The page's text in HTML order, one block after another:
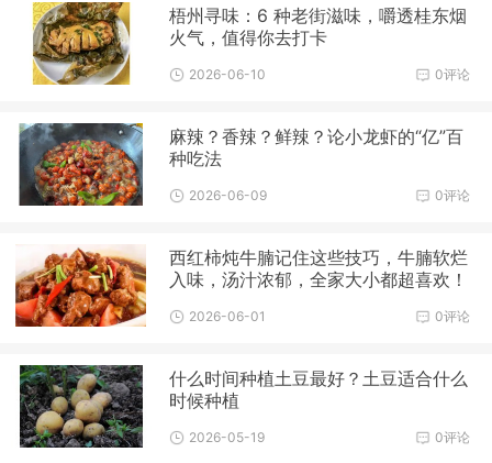
梧州寻味：6 种老街滋味，嚼透桂东烟
火气，值得你去打卡
0评论
2026-06-10
麻辣？香辣？鲜辣？论小龙虾的“亿”百
种吃法
0评论
2026-06-09
西红柿炖牛腩记住这些技巧，牛腩软烂
入味，汤汁浓郁，全家大小都超喜欢！
0评论
2026-06-01
什么时间种植土豆最好？土豆适合什么
时候种植
0评论
2026-05-19